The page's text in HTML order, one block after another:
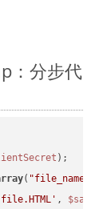
：分步代
( "file_name"
,